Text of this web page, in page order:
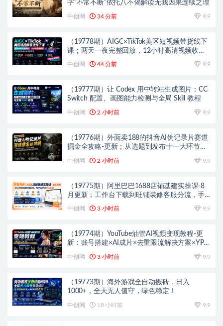
字“不常不断”依托八不偈解读无我因果连续之理
中创网 34 分前 9.9
（19778期）AIGC×TikTok美区短视频带货线下
课；两天一夜完整回放，12小时高清视频收录
中创网 44 分前 9.9
（19777期）让 Codex 用中转站生成图片：CC
Switch 配置、画图能力检测与全局 Skill 教程
中创网 2 小时前 9.9
（19776期）外面卖188的抖音AI伪记录片赛道
掘金全攻略-更新；从选题到发布十一大环节拆
中创网 2 小时前 9.9
（19775期）阿里巴巴1688店铺基建实操课-8
月更新；工作台下载到旺铺装修客服分流，手
中创网 3 小时前 9.9
（19774期）YouTube油管AI视频变现教程-更
新：账号搭建×AI成片×去重限流解决方案×YPP
中创网 3 小时前 9.9
（19773期）海外游戏全自动搬砖，日入
1000+，全天无人值守，绿色稳定！
中创网 18 小时前 9.9